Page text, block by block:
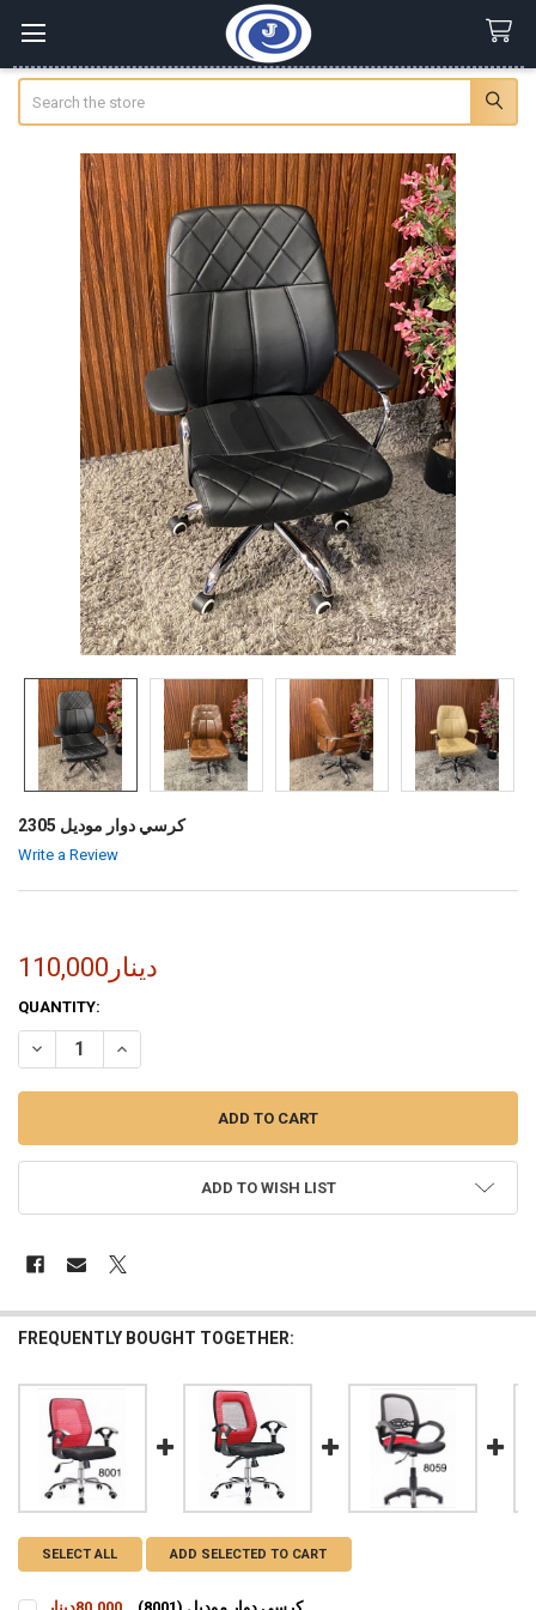
كرسي دوار موديل 2305
Write a Review
110,000دينار
CURRENT
STOCK:
QUANTITY:
ADD TO WISH LIST
FREQUENTLY BOUGHT TOGETHER:
SELECT ALL ADD SELECTED TO CART